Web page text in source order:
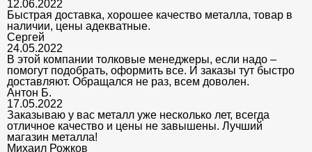
12.06.2022
Быстрая доставка, хорошее качество металла, товар в
наличии, цены адекватные.
Сергей
24.05.2022
В этой компании толковые менеджеры, если надо –
помогут подобрать, оформить все. И заказы тут быстро
доставляют. Обращался не раз, всем доволен.
Антон Б.
17.05.2022
Заказываю у вас металл уже несколько лет, всегда
отличное качество и цены не завышены. Лучший
магазин металла!
Михаил Рожков